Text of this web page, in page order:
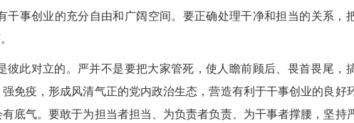
事创业的充分自由和广阔空间。要正确处理干净和担当的关系，
此对立的。严并不是要把大家管死，使人瞻前顾后、畏首畏尾，
免疫，形成风清气正的党内政治生态，营造有利于干事创业的良好
底气。要敢于为担当者担当、为负责者负责、为干事者撑腰，坚持